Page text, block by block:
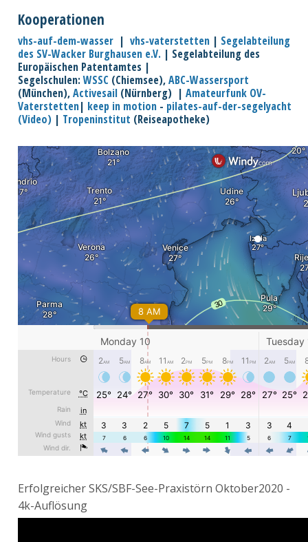
Kooperationen
vhs-auf-dem-wasser |vhs-vaterstetten | Segelabteilung
des SV-Wacker Burghausen e.V. | Segelabteilung des
Europäischen Patentamtes |
Segelschulen:WSSC (Chiemsee),ABC-Wassersport
(München),Activesail (Nürnberg) |Amateurfunk OV-
Vaterstetten| keep in motion - pilates-auf-der-segelyacht
(Video) | Tropeninstitut (Reiseapotheke)
Erfolgreicher SKS/SBF-See-Praxistörn Oktober2020 -
4k-Auflösung